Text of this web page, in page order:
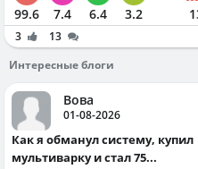
99.6 7.4 6.4 3.2
3
13
Интересные блоги
Вова
01-08-2026
Как я обманул систему, купил
мультиварку и стал 75...